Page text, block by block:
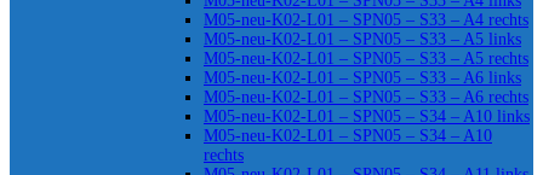
M05-neu-K02-L01 – SPN05 – S33 – A4 rechts
M05-neu-K02-L01 – SPN05 – S33 – A5 links
M05-neu-K02-L01 – SPN05 – S33 – A5 rechts
M05-neu-K02-L01 – SPN05 – S33 – A6 links
M05-neu-K02-L01 – SPN05 – S33 – A6 rechts
M05-neu-K02-L01 – SPN05 – S34 – A10 links
M05-neu-K02-L01 – SPN05 – S34 – A10
rechts